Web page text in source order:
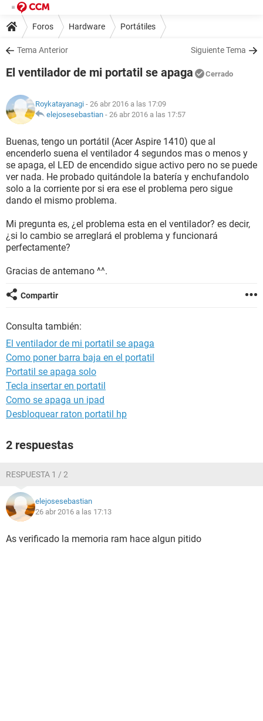
Foros Hardware Portátiles
Tema Anterior Siguiente Tema
El ventilador de mi portatil se apaga Cerrado
Roykatayanagi - 26 abr 2016 a las 17:09
elejosesebastian - 26 abr 2016 a las 17:57
Buenas, tengo un portátil (Acer Aspire 1410) que al
encenderlo suena el ventilador 4 segundos mas o menos y
se apaga, el LED de encendido sigue activo pero no se puede
ver nada. He probado quitándole la batería y enchufandolo
solo a la corriente por si era ese el problema pero sigue
dando el mismo problema.
Mi pregunta es, ¿el problema esta en el ventilador? es decir,
¿si lo cambio se arreglará el problema y funcionará
perfectamente?
Gracias de antemano ^^.
Compartir
Consulta también:
El ventilador de mi portatil se apaga
Como poner barra baja en el portatil
Portatil se apaga solo
Tecla insertar en portatil
Como se apaga un ipad
Desbloquear raton portatil hp
2 respuestas
RESPUESTA 1 / 2
elejosesebastian
26 abr 2016 a las 17:13
As verificado la memoria ram hace algun pitido